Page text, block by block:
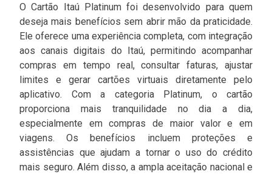
O Cartão Itaú Platinum foi desenvolvido para quem
deseja mais benefícios sem abrir mão da praticidade.
Ele oferece uma experiência completa, com integração
aos canais digitais do Itaú, permitindo acompanhar
compras em tempo real, consultar faturas, ajustar
limites e gerar cartões virtuais diretamente pelo
aplicativo. Com a categoria Platinum, o cartão
proporciona mais tranquilidade no dia a dia,
especialmente em compras de maior valor e em
viagens. Os benefícios incluem proteções e
assistências que ajudam a tornar o uso do crédito
mais seguro. Além disso, a ampla aceitação nacional e